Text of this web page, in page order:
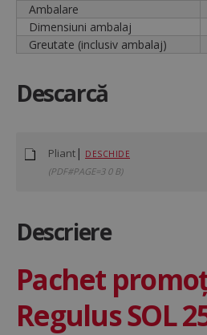
Ambalare
Dimensiuni ambalaj
Greutate (inclusiv ambalaj)
Descarcă
Pliant | DESCHIDE
(PDF#PAGE=3 0 B)
Descriere
Pachet
Regulus SOL